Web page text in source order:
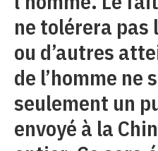
ne tolérera
ou d’autres
de l’homme ne
seulement un
envoyé à la